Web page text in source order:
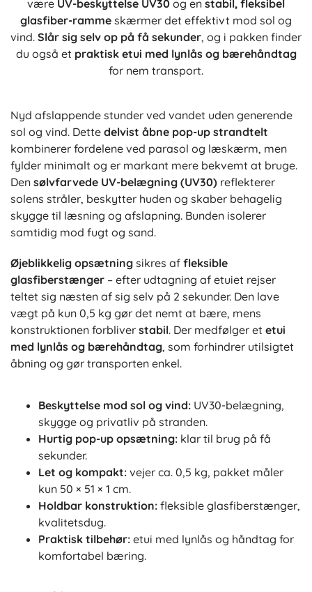
være UV-beskyttelse UV30 og en stabil, fleksibel
glasfiber-ramme skærmer det effektivt mod sol og
vind. Slår sig selv op på få sekunder, og i pakken finder
du også et praktisk etui med lynlås og bærehåndtag
for nem transport.
Nyd afslappende stunder ved vandet uden generende
sol og vind. Dette delvist åbne pop-up strandtelt
kombinerer fordelene ved parasol og læskærm, men
fylder minimalt og er markant mere bekvemt at bruge.
Den sølvfarvede UV-belægning (UV30) reflekterer
solens stråler, beskytter huden og skaber behagelig
skygge til læsning og afslapning. Bunden isolerer
samtidig mod fugt og sand.
Øjeblikkelig opsætning sikres af fleksible
glasfiberstænger – efter udtagning af etuiet rejser
teltet sig næsten af sig selv på 2 sekunder. Den lave
vægt på kun 0,5 kg gør det nemt at bære, mens
konstruktionen forbliver stabil. Der medfølger et etui
med lynlås og bærehåndtag, som forhindrer utilsigtet
åbning og gør transporten enkel.
Beskyttelse mod sol og vind: UV30-belægning,
skygge og privatliv på stranden.
Hurtig pop-up opsætning: klar til brug på få
sekunder.
Let og kompakt: vejer ca. 0,5 kg, pakket måler
kun 50 × 51 × 1 cm.
Holdbar konstruktion: fleksible glasfiberstænger,
kvalitetsdug.
Praktisk tilbehør: etui med lynlås og håndtag for
komfortabel bæring.